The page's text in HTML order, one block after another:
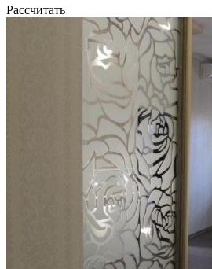
Рассчитать